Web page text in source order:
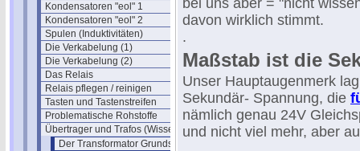
Kondensatoren "eol" 1
Kondensatoren "eol" 2
Spulen (Induktivitäten)
Die Verkabelung (1)
Die Verkabelung (2)
Das Relais
Relais pflegen / reinigen
Tasten und Tastenstreifen
Problematische Rohstoffe
Übertrager und Trafos (Wissen)
Der Transformator Grundsätzliches
bei uns aber = "nicht
davon wirklich stimmt.
.
Maßstab ist die
Unser Hauptaugenmerk
Sekundär- Spannung, die
nämlich genau 24V
und nicht viel mehr, aber